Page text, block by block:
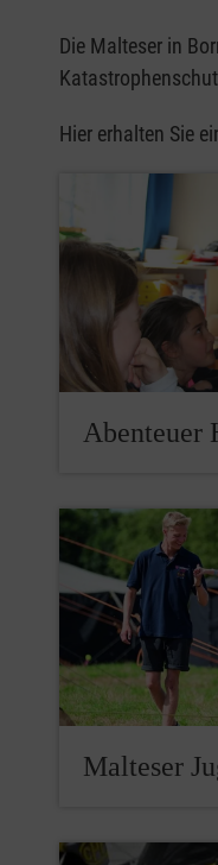
Die Malteser in
Hier erhalten Sie
Abenteuer
Malteser